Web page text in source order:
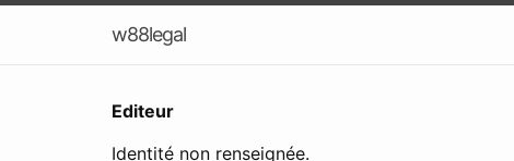
w88legal
Editeur
Identité non renseignée.